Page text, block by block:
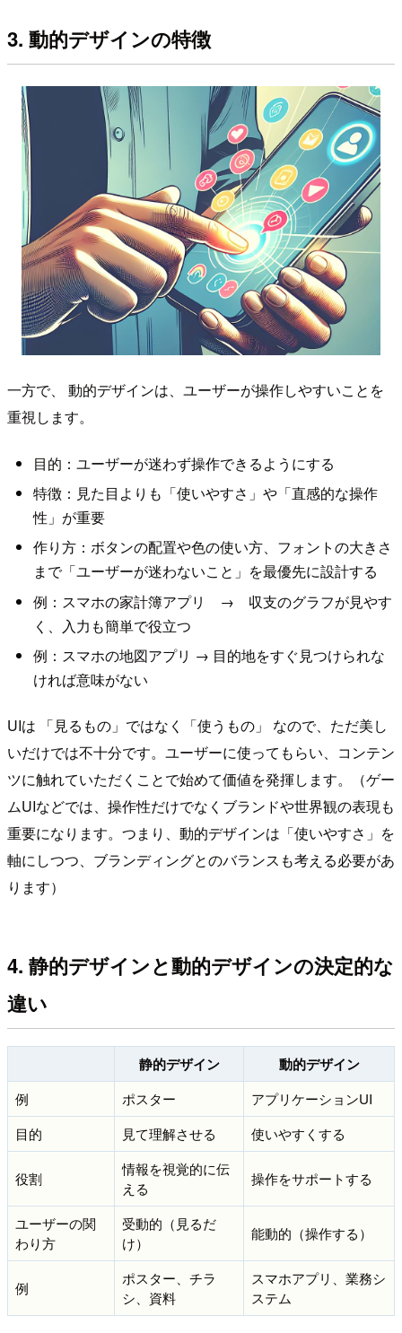
3. 動的デザインの特徴
一方で、 動的デザインは、ユーザーが操作しやすいことを
重視します。
目的：ユーザーが迷わず操作できるようにする
特徴：見た目よりも「使いやすさ」や「直感的な操作
性」が重要
作り方：ボタンの配置や色の使い方、フォントの大きさ
まで「ユーザーが迷わないこと」を最優先に設計する
例：スマホの家計簿アプリ → 収支のグラフが見やす
く、入力も簡単で役立つ
例：スマホの地図アプリ → 目的地をすぐ見つけられな
ければ意味がない
UIは 「見るもの」ではなく「使うもの」 なので、ただ美し
いだけでは不十分です。ユーザーに使ってもらい、コンテン
ツに触れていただくことで始めて価値を発揮します。（ゲー
ムUIなどでは、操作性だけでなくブランドや世界観の表現も
重要になります。つまり、動的デザインは「使いやすさ」を
軸にしつつ、ブランディングとのバランスも考える必要があ
ります）
4. 静的デザインと動的デザインの決定的な
違い
静的デザイン 動的デザイン
例 ポスター
アプリケーションUI
目的
見て理解させる 使いやすくする
役割
情報を視覚的に伝
える
操作をサポートする
ユーザーの関
わり方
受動的（見るだ
け）
能動的（操作する）
例
ポスター、チラ
シ、資料
スマホアプリ、業務シ
ステム